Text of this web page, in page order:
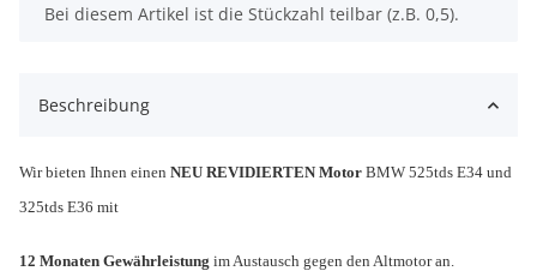
x
Bei diesem Artikel ist die Stückzahl teilbar (z.B. 0,5).
Beschreibung
Wir bieten Ihnen einen NEU REVIDIERTEN Motor BMW 525tds E34 und
325tds E36 mit
12 Monaten Gewährleistung im Austausch gegen den Altmotor an.